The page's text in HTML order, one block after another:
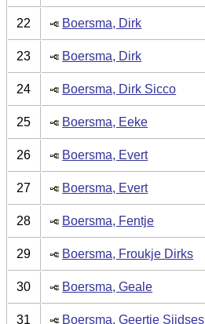
22 Boersma, Dirk
23 Boersma, Dirk
24 Boersma, Dirk Sicco
25 Boersma, Eeke
26 Boersma, Evert
27 Boersma, Evert
28 Boersma, Fentje
29 Boersma, Froukje Dirks
30 Boersma, Geale
31 Boersma, Geertje Sijdses